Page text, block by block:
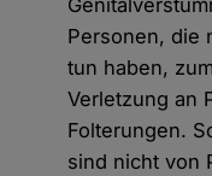
Personen, die
tun haben,
Verletzung an
Folterungen.
sind nicht von